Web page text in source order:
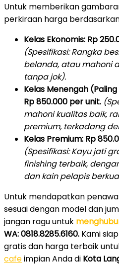
Untuk memberikan
perkiraan harga
Kelas Ekonomis: Rp
(Spesifikasi: Rangka
belanda, atau mahoni
tanpa jok).
Kelas Menengah
Rp 850.000 per unit.
mahoni kualitas baik,
premium, terkadang
Kelas Premium: Rp
(Spesifikasi: Kayu jati
finishing terbaik,
dan kain pelapis
Untuk mendapatkan
sesuai dengan model dan
jangan ragu untuk
WA: 0818.8285.6160. Kami
gratis dan harga terbaik
cafeimpian Anda di Kota